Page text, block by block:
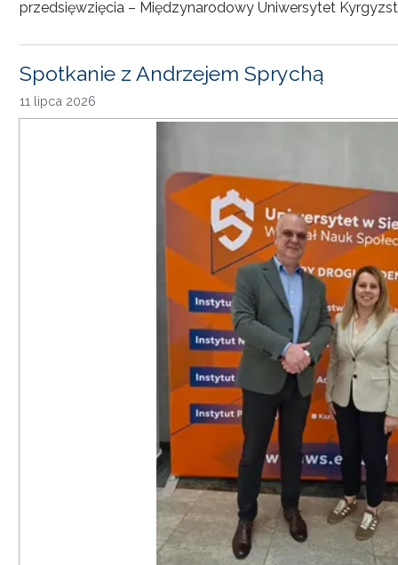
przedsięwzięcia – Międzynarodowy Uniwersytet
Spotkanie z Andrzejem Sprychą
11 lipca 2026